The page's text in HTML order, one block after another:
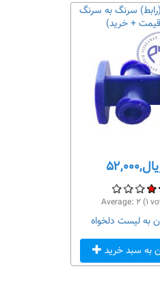
(رابط) سرنگ به سرنگ
+ خرید)
Average: ۲(۱
به لیست دلخواه
به سبد خرید